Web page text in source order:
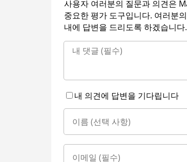
사용자 여러분의 질문과 의견은
중요한 평가 도구입니다. 여러분
내에 답변을 드리도록 하겠습니다.
내 의견에 답변을 기다립니다